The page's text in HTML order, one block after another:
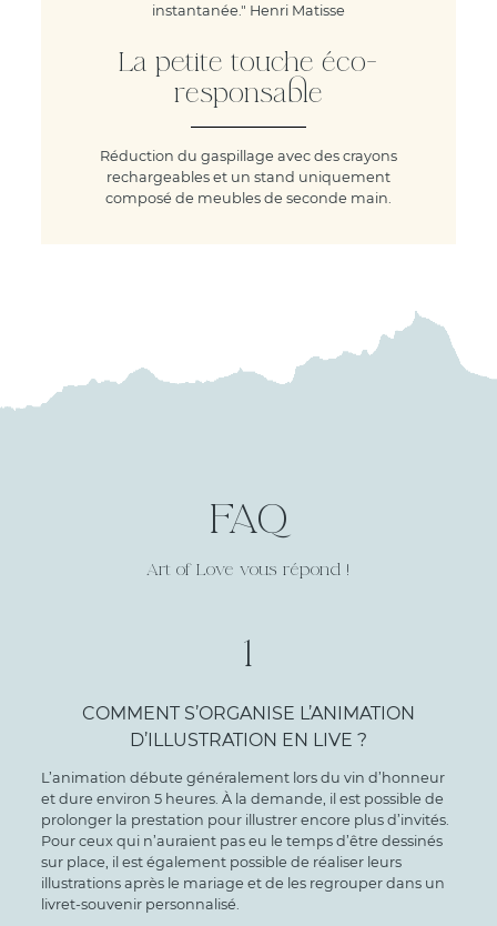
instantanée." Henri Matisse
La petite touche éco-
responsable
Réduction du gaspillage avec des crayons
rechargeables et un stand uniquement
composé de meubles de seconde main.
FAQ
Art of Love vous répond !
1
COMMENT S’ORGANISE L’ANIMATION
D’ILLUSTRATION EN LIVE ?
L’animation débute généralement lors du vin d’honneur
et dure environ 5 heures. À la demande, il est possible de
prolonger la prestation pour illustrer encore plus d’invités.
Pour ceux qui n’auraient pas eu le temps d’être dessinés
sur place, il est également possible de réaliser leurs
illustrations après le mariage et de les regrouper dans un
livret-souvenir personnalisé.